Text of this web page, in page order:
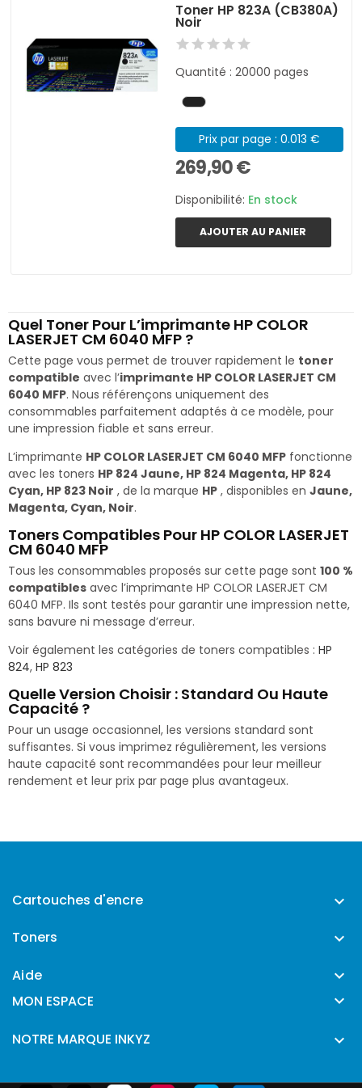
Toner HP 823A (CB380A)
Noir
Quantité : 20000 pages
Prix par page : 0.013 €
269,90 €
Disponibilité: En stock
AJOUTER AU PANIER
Quel Toner Pour L’imprimante HP COLOR
LASERJET CM 6040 MFP ?
Cette page vous permet de trouver rapidement le toner
compatible avec l’imprimante HP COLOR LASERJET CM
6040 MFP. Nous référençons uniquement des
consommables parfaitement adaptés à ce modèle, pour
une impression fiable et sans erreur.
L’imprimante HP COLOR LASERJET CM 6040 MFP fonctionne
avec les toners HP 824 Jaune, HP 824 Magenta, HP 824
Cyan, HP 823 Noir , de la marque HP , disponibles en Jaune,
Magenta, Cyan, Noir.
Toners Compatibles Pour HP COLOR LASERJET
CM 6040 MFP
Tous les consommables proposés sur cette page sont 100 %
compatibles avec l’imprimante HP COLOR LASERJET CM
6040 MFP. Ils sont testés pour garantir une impression nette,
sans bavure ni message d’erreur.
Voir également les catégories de toners compatibles : HP
824, HP 823
Quelle Version Choisir : Standard Ou Haute
Capacité ?
Pour un usage occasionnel, les versions standard sont
suffisantes. Si vous imprimez régulièrement, les versions
haute capacité sont recommandées pour leur meilleur
rendement et leur prix par page plus avantageux.
Cartouches d'encre 
Toners 
Aide 
MON ESPACE 
NOTRE MARQUE INKYZ 